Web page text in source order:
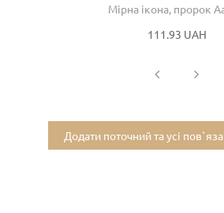
Мірна ікона, пророк
111.93 UAH
Додати поточний та усі